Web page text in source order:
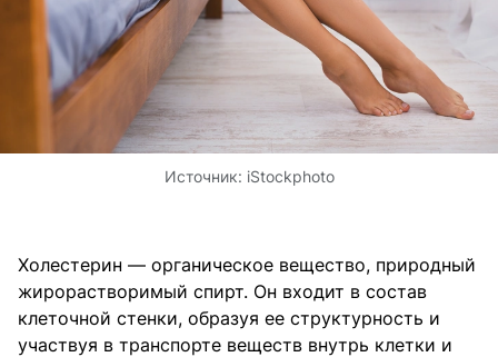
Источник: iStockphoto
Холестерин — органическое вещество, природный
жирорастворимый спирт. Он входит в состав
клеточной стенки, образуя ее структурность и
участвуя в транспорте веществ внутрь клетки и